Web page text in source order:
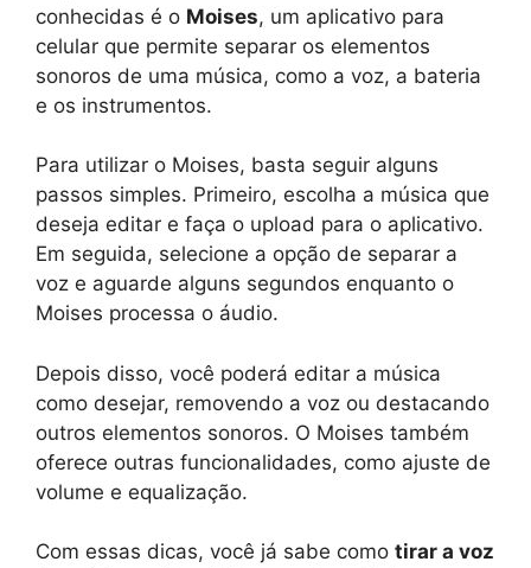
conhecidas é o Moises, um aplicativo para
celular que permite separar os elementos
sonoros de uma música, como a voz, a bateria
e os instrumentos.
Para utilizar o Moises, basta seguir alguns
passos simples. Primeiro, escolha a música que
deseja editar e faça o upload para o aplicativo.
Em seguida, selecione a opção de separar a
voz e aguarde alguns segundos enquanto o
Moises processa o áudio.
Depois disso, você poderá editar a música
como desejar, removendo a voz ou destacando
outros elementos sonoros. O Moises também
oferece outras funcionalidades, como ajuste de
volume e equalização.
Com essas dicas, você já sabe como tirar a voz